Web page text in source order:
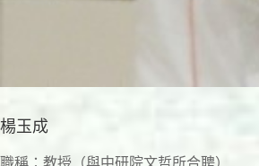
楊玉成